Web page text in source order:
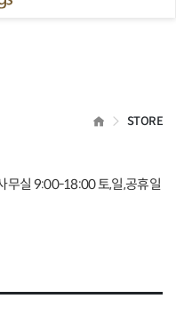
무실 9:00-18:00 토,일,공휴일
HOMESTORE